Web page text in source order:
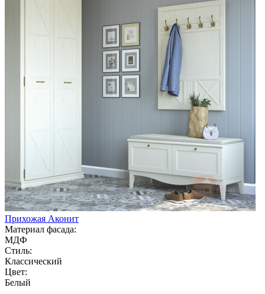
Прихожая Аконит
Материал фасада:
МДФ
Стиль:
Классический
Цвет:
Белый